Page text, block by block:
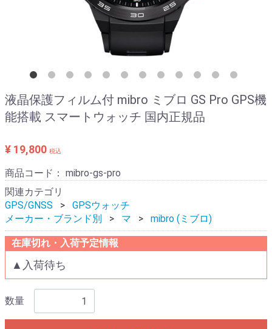
液晶保護フィルム付 mibro ミブロ GS Pro GPS機
能搭載 スマートウォッチ 国内正規品
¥ 19,800 税込
商品コード： mibro-gs-pro
関連カテゴリ
GPS/GNSS
GPSウォッチ
メーカー・ブランド別
マ mibro (ミブロ)
在庫切れ・入荷予定情報
▲入荷待ち
数量